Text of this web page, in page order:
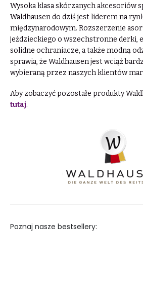
Wysoka klasa skórzanych akcesoriów
Waldhausen do dziś jest liderem na
międzynarodowym. Rozszerzenie
jeździeckiego o wszechstronne derki,
solidne ochraniacze, a także modną
sprawia, że Waldhausen jest wciąż
wybieraną przez naszych klientów
Aby zobaczyć pozostałe produkty
tutaj.
Poznaj nasze bestsellery: